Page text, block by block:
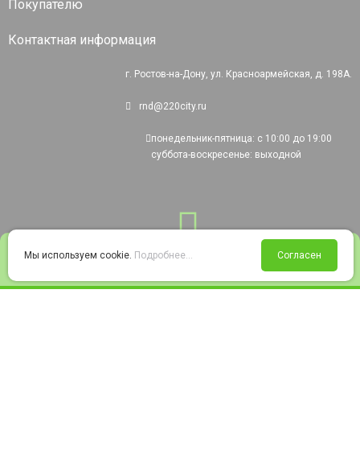
Войти Избранное Корзина
Покупателю
Контактная информация
г. Ростов-на-Дону, ул. Красноармейская, д. 198А.
rnd@220city.ru
понедельник-пятница: с 10:00 до 19:00
суббота-воскресенье: выходной
Мы используем cookie. Подробнее... Согласен